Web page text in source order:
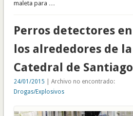
maleta para …
Perros detectores en
los alrededores de la
Catedral de Santiago
24/01/2015 | Archivo no encontrado:
Drogas/Explosivos